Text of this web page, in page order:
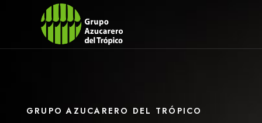
GRUPO AZUCARERO DEL TRÓPICO